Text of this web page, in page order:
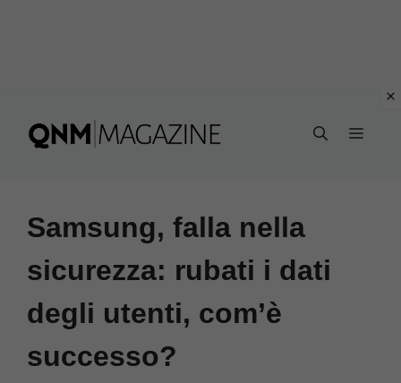
Samsung, falla nella
sicurezza: rubati i dati
degli utenti, com’è
successo?